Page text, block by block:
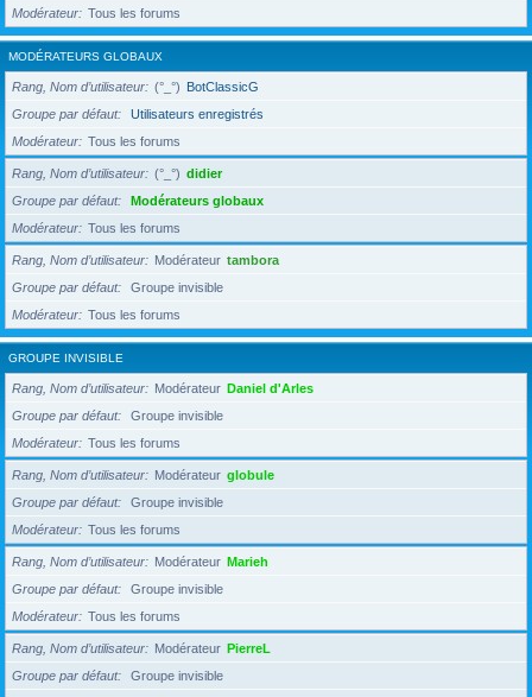
Modérateur
Tous les forums
MODÉRATEURS GLOBAUX
Rang, Nom d’utilisateur (°_°) BotClassicG
Groupe par défaut
Utilisateurs enregistrés
Modérateur
Tous les forums
Rang, Nom d’utilisateur (°_°) didier
Groupe par défaut
Modérateurs globaux
Modérateur
Tous les forums
Rang, Nom d’utilisateur Modérateur tambora
Groupe par défaut
Groupe invisible
Modérateur
Tous les forums
GROUPE INVISIBLE
Rang, Nom d’utilisateur Modérateur Daniel d'Arles
Groupe par défaut
Groupe invisible
Modérateur
Tous les forums
Rang, Nom d’utilisateur Modérateur globule
Groupe par défaut
Groupe invisible
Modérateur
Tous les forums
Rang, Nom d’utilisateur Modérateur Marieh
Groupe par défaut
Groupe invisible
Modérateur
Tous les forums
Rang, Nom d’utilisateur Modérateur PierreL
Groupe par défaut
Groupe invisible